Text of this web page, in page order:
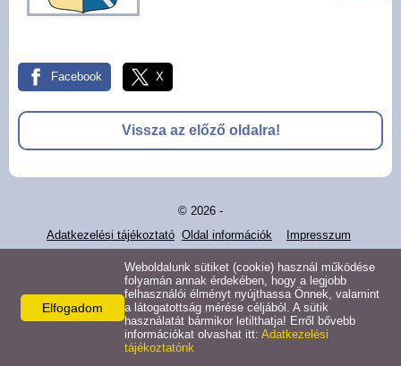
Alsórajk
EFOP-1.5.2-16-2017-00008
Facebook X
Vissza az előző oldalra!
© 2026 -
Adatkezelési tájékoztató Oldal információk Impresszum
Elfogadom
Weboldalunk sütiket (cookie) használ működése
folyamán annak érdekében, hogy a legjobb
felhasználói élményt nyújthassa Önnek, valamint
a látogatottság mérése céljából. A sütik
használatát bármikor letilthatja! Erről bővebb
információkat olvashat itt: Adatkezelési
tájékoztatónk